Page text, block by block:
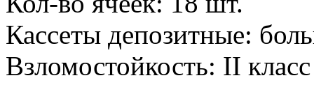
Кассеты депозитные:
Взломостойкость: II